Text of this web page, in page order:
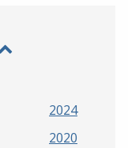
2024
2020